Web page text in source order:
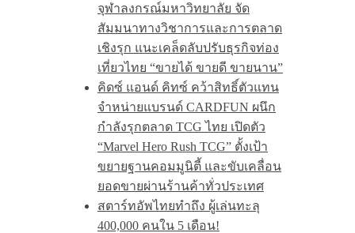
จุฬาลงกรณ์มหาวิทยาลัย จัด
สัมมนาทางวิชาการและการตลาด
เชิงรุก แนะเคล็ดลับปรับธุรกิจท่อง
เที่ยวไทย “ขายได้ ขายดี ขายนาน”
คิดซ์ แอนด์ คิทซ์ คว้าสิทธิ์ตัวแทน
จำหน่ายแบรนด์ CARDFUN ผนึก
กำลังรุกตลาด TCG ไทย เปิดตัว
“Marvel Hero Rush TCG” ตั้งเป้า
ขยายฐานคอมมูนิตี้ และขับเคลื่อน
ยอดขายผ่านร้านค้าทั่วประเทศ
สตาร์ทอัพไทยทำถึง ผู้เล่นทะลุ
400,000 คนใน 5 เดือน!